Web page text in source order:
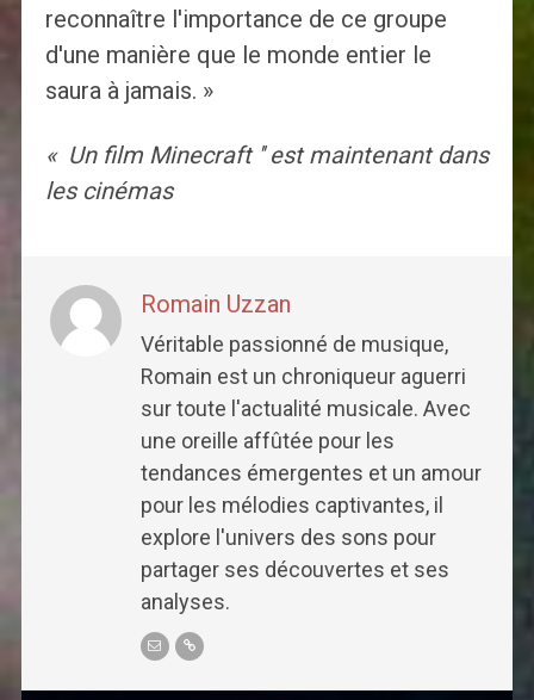
reconnaître l'importance de ce groupe
d'une manière que le monde entier le
saura à jamais. »
« Un film Minecraft '' est maintenant dans
les cinémas
Romain Uzzan
Véritable passionné de musique,
Romain est un chroniqueur aguerri
sur toute l'actualité musicale. Avec
une oreille affûtée pour les
tendances émergentes et un amour
pour les mélodies captivantes, il
explore l'univers des sons pour
partager ses découvertes et ses
analyses.